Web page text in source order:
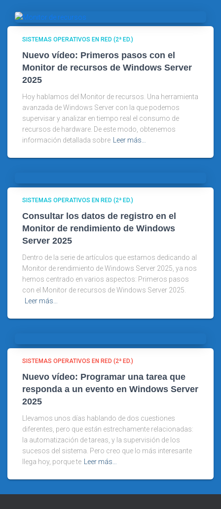
SISTEMAS OPERATIVOS EN RED (2ª ED.)
Nuevo vídeo: Primeros pasos con el
Monitor de recursos de Windows Server
2025
Hoy hablamos del Monitor de recursos. Una herramienta
avanzada de Windows Server con la que podemos
supervisar y analizar en tiempo real el consumo de
recursos de hardware. De este modo, obtenemos
información detallada sobre
Leer más…
SISTEMAS OPERATIVOS EN RED (2ª ED.)
Consultar los datos de registro en el
Monitor de rendimiento de Windows
Server 2025
Dentro de la serie de artículos que estamos dedicando al
Monitor de rendimiento de Windows Server 2025, ya nos
hemos centrado en varios aspectos: Primeros pasos
con el Monitor de recursos de Windows Server 2025.
Leer más…
SISTEMAS OPERATIVOS EN RED (2ª ED.)
Nuevo vídeo: Programar una tarea que
responda a un evento en Windows Server
2025
Llevamos unos días hablando de dos cuestiones
diferentes, pero que están estrechamente relacionadas:
la automatización de tareas, y la supervisión de los
sucesos del sistema. Pero creo que lo más interesante
llega hoy, porque te
Leer más…